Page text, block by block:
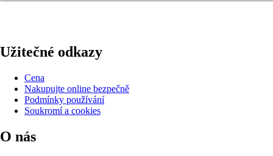
Užitečné odkazy
Cena
Nakupujte online bezpečně
Podmínky používání
Soukromí a cookies
O nás